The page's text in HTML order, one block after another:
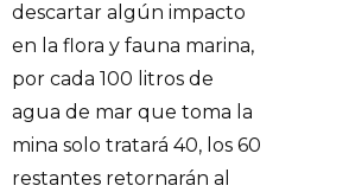
descartar algún impacto
en la flora y fauna marina,
por cada 100 litros de
agua de mar que toma la
mina solo tratará 40, los 60
restantes retornarán al